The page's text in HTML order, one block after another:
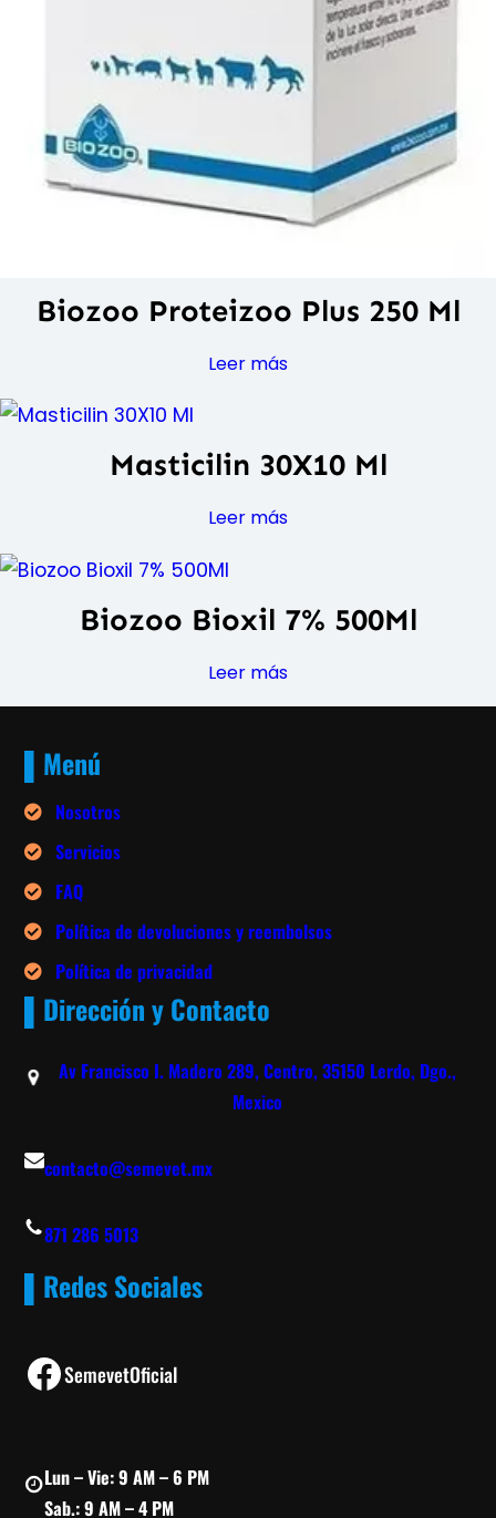
Biozoo Proteizoo Plus 250 Ml
Leer más
Masticilin 30X10 Ml
Leer más
Biozoo Bioxil 7% 500Ml
Leer más
▌Menú
Nosotros
Servicios
FAQ
Política de devoluciones y reembolsos
Política de privacidad
▌Dirección y Contacto
Av Francisco I. Madero 289, Centro, 35150 Lerdo, Dgo.,
Mexico
contacto@semevet.mx
871 286 5013
▌Redes Sociales
Facebook SemevetOficial
Lun – Vie: 9 AM – 6 PM
Sab.: 9 AM – 4 PM